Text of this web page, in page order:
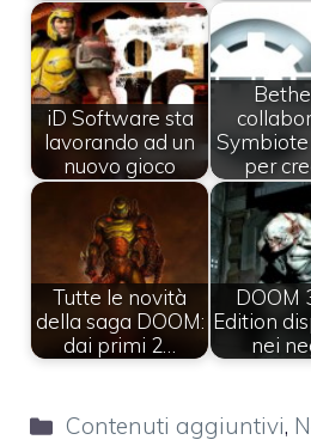
iD Software sta
lavorando ad un
nuovo gioco
Symbiote
per
Tutte le novità
della saga DOOM:
dai primi 2…
DOOM
Edition
nei
Categorie
Contenuti aggiuntivi,